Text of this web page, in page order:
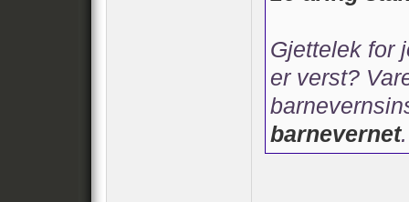
Gjettelek for
er verst?
barnevernet